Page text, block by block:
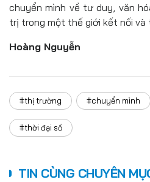
chuyển mình về tư duy, văn
trị trong một thế giới kết nối và
Hoàng Nguyễn
#thị trường #chuyển mình
#thời đại số
TIN CÙNG CHUYÊN